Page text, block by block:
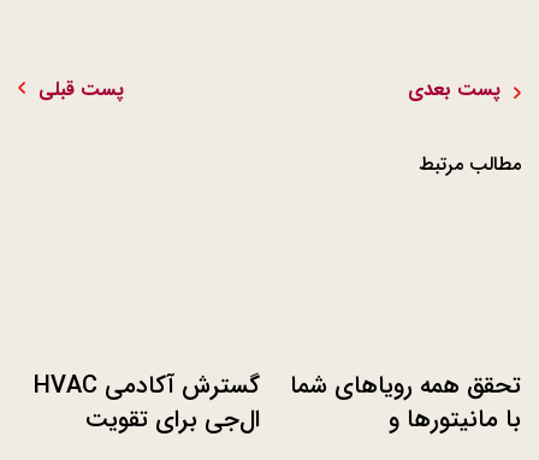
پست قبلی پست بعدی
مطالب مرتبط
گسترش آکادمی HVAC
ال‌جی برای تقویت
تحقق همه رویاهای شما
با مانیتورها و